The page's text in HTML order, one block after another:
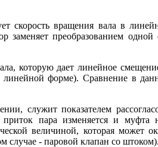
скорость вращения вала в
заменяет преобразованием
которую дает линейное
линейной форме). Сравнение в
служит показателем
пара изменяется и муфта
величиной, которая может
случае - паровой клапан со штоком).